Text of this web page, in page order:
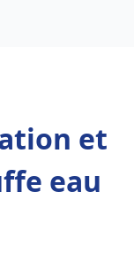
et
eau